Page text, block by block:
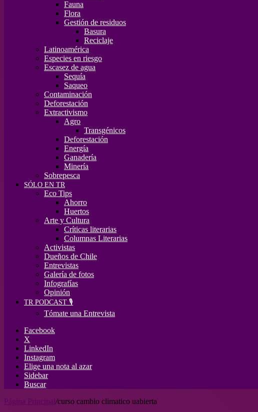
Fauna
Flora
Gestión de residuos
Basura
Reciclaje
Latinoamérica
Especies en riesgo
Escasez de agua
Sequía
Saqueo
Contaminación
Deforestación
Extractivismo
Agro
Transgénicos
Deforestación
Energía
Ganadería
Minería
Sobrepesca
SÓLO EN TR
Eco Tips
Ahorro
Huertos
Arte y Cultura
Críticas literarias
Columnas Literarias
Activistas
Dueños de Chile
Entrevistas
Galería de fotos
Infografías
Opinión
TR PODCAST 🎙️
Tómate una Entrevista
Facebook
X
LinkedIn
Instagram
Elige una nota al azar
Sidebar
Buscar
Página Principal /curso cambio climatico uabierta